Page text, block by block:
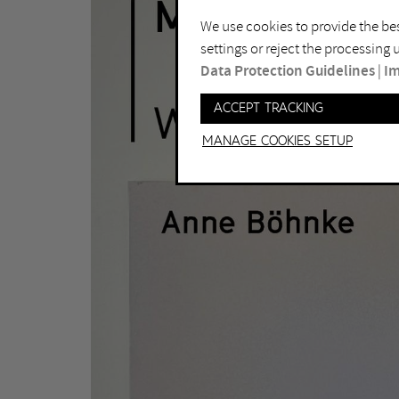
We use cookies to provide the
settings or reject the processing
Data Protection Guidelines|
Accept tracking
Manage Cookies setup